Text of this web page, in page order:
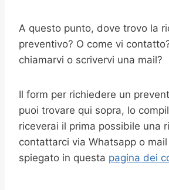
A questo punto, dove trovo la
preventivo? O come vi
chiamarvi o scrivervi una mail?
Il form per richiedere un
puoi trovare qui sopra, lo
riceverai il prima possibile una
contattarci via Whatsapp o
spiegato in questa pagina dei